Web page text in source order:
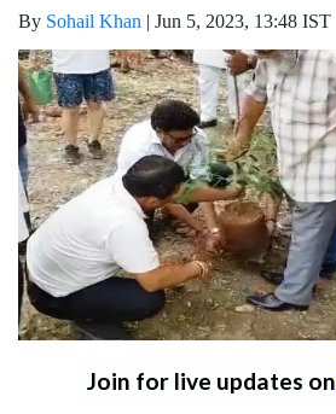
By Sohail Khan | Jun 5, 2023, 13:48 IST
Join for live updates on